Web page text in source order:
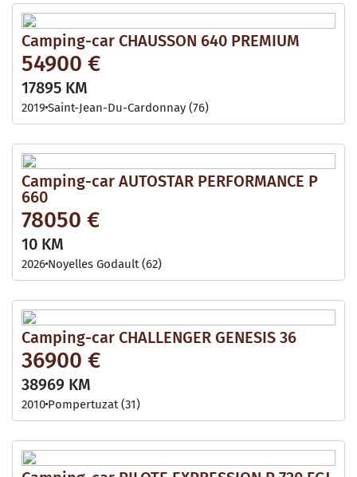
Camping-car CHAUSSON 640 PREMIUM
54900 €
17895 KM
2019 Saint-Jean-Du-Cardonnay (76)
Camping-car AUTOSTAR PERFORMANCE P
660
78050 €
10 KM
2026 Noyelles Godault (62)
Camping-car CHALLENGER GENESIS 36
36900 €
38969 KM
2010 Pompertuzat (31)